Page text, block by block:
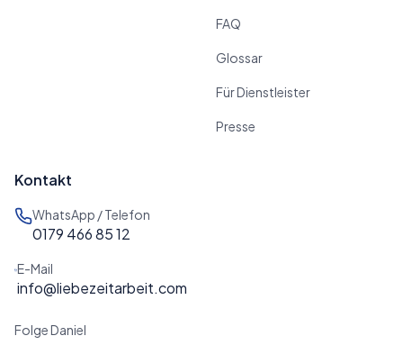
FAQ
Glossar
Für Dienstleister
Presse
Kontakt
WhatsApp / Telefon
0179 466 85 12
E-Mail
info@liebezeitarbeit.com
Folge Daniel